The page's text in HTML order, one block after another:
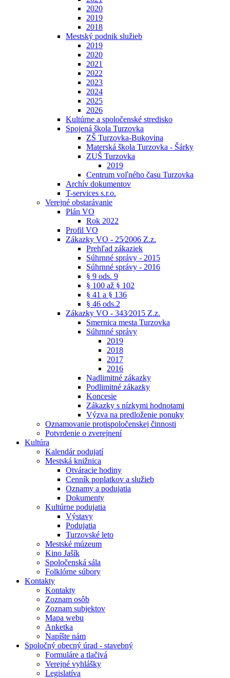
2020
2019
2018
Mestský podnik služieb
2019
2020
2021
2022
2023
2024
2025
2026
Kultúrne a spoločenské stredisko
Spojená škola Turzovka
ZŠ Turzovka-Bukovina
Materská škola Turzovka - Šárky
ZUŠ Turzovka
2019
Centrum voľného času Turzovka
Archív dokumentov
T-services s.r.o.
Verejné obstarávanie
Plán VO
Rok 2022
Profil VO
Zákazky VO - 25⁄2006 Z.z.
Prehľad zákaziek
Súhrnné správy - 2015
Súhrnné správy - 2016
§ 9 ods. 9
§ 100 až § 102
§ 41 a § 136
§ 46 ods.2
Zákazky VO - 343⁄2015 Z.z.
Smernica mesta Turzovka
Súhrnné správy
2019
2018
2017
2016
Nadlimitné zákazky
Podlimitné zákazky
Koncesie
Zákazky s nízkymi hodnotami
Výzva na predloženie ponuky
Oznamovanie protispoločenskej činnosti
Potvrdenie o zverejnení
Kultúra
Kalendár podujatí
Mestská knižnica
Otváracie hodiny
Cenník poplatkov a služieb
Oznamy a podujatia
Dokumenty
Kultúrne podujatia
Výstavy
Podujatia
Turzovské leto
Mestské múzeum
Kino Jašík
Spoločenská sála
Folklórne súbory
Kontakty
Kontakty
Zoznam osôb
Zoznam subjektov
Mapa webu
Anketka
Napíšte nám
Spoločný obecný úrad - stavebný
Formuláre a tlačivá
Verejné vyhlášky
Legislatíva